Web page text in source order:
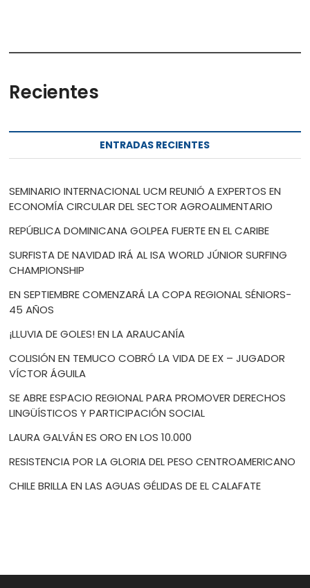
Recientes
ENTRADAS RECIENTES
SEMINARIO INTERNACIONAL UCM REUNIÓ A EXPERTOS EN
ECONOMÍA CIRCULAR DEL SECTOR AGROALIMENTARIO
REPÚBLICA DOMINICANA GOLPEA FUERTE EN EL CARIBE
SURFISTA DE NAVIDAD IRÁ AL ISA WORLD JÚNIOR SURFING
CHAMPIONSHIP
EN SEPTIEMBRE COMENZARÁ LA COPA REGIONAL SÉNIORS-
45 AÑOS
¡LLUVIA DE GOLES! EN LA ARAUCANÍA
COLISIÓN EN TEMUCO COBRÓ LA VIDA DE EX – JUGADOR
VÍCTOR ÁGUILA
SE ABRE ESPACIO REGIONAL PARA PROMOVER DERECHOS
LINGÜÍSTICOS Y PARTICIPACIÓN SOCIAL
LAURA GALVÁN ES ORO EN LOS 10.000
RESISTENCIA POR LA GLORIA DEL PESO CENTROAMERICANO
CHILE BRILLA EN LAS AGUAS GÉLIDAS DE EL CALAFATE